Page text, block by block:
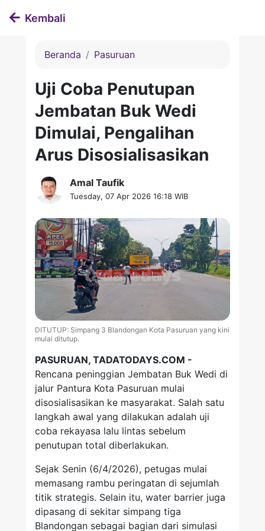
Kembali
Beranda Pasuruan
Uji Coba Penutupan
Jembatan Buk Wedi
Dimulai, Pengalihan
Arus Disosialisasikan
Amal Taufik
Tuesday, 07 Apr 2026 16:18 WIB
DITUTUP: Simpang 3 Blandongan Kota Pasuruan yang kini
mulai ditutup.
PASURUAN, TADATODAYS.COM -
Rencana peninggian Jembatan Buk Wedi di
jalur Pantura Kota Pasuruan mulai
disosialisasikan ke masyarakat. Salah satu
langkah awal yang dilakukan adalah uji
coba rekayasa lalu lintas sebelum
penutupan total diberlakukan.
Sejak Senin (6/4/2026), petugas mulai
memasang rambu peringatan di sejumlah
titik strategis. Selain itu, water barrier juga
dipasang di sekitar simpang tiga
Blandongan sebagai bagian dari simulasi